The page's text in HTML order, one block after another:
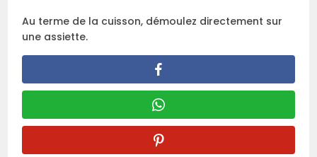
Au terme de la cuisson, démoulez directement sur
une assiette.